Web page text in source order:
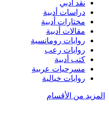
نقد أدبي
دراسات أدبية
مختارات أدبية
مقالات أدبية
روايات رومانسية
روايات رعب
كتب أدبية
مسرحيات عربية
روايات خيالية
المزيد من الأقسام